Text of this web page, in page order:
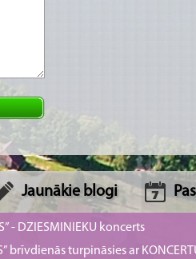
Jaunākie blogi
- DZIESMINIEKU koncerts
brīvdienās turpināsies ar